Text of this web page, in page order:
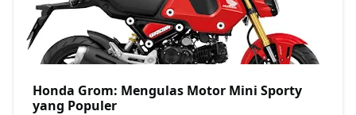
Honda Grom: Mengulas Motor Mini Sporty
yang Populer